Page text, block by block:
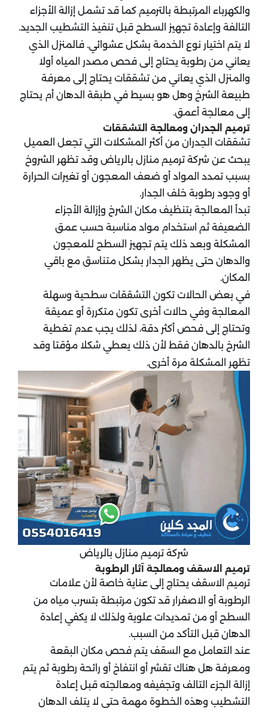
والكهرباء المرتبطة بالترميم كما قد تشمل إزالة الأجزاء
التالفة وإعادة تجهيز السطح قبل تنفيذ التشطيب الجديد.
لا يتم اختيار نوع الخدمة بشكل عشوائي. فالمنزل الذي
يعاني من رطوبة يحتاج إلى فحص مصدر المياه أولا
والمنزل الذي يعاني من تشققات يحتاج إلى معرفة
طبيعة الشرخ وهل هو بسيط في طبقة الدهان أم يحتاج
إلى معالجة أعمق.
ترميم الجدران ومعالجة التشققات
تشققات الجدران من أكثر المشكلات التي تجعل العميل
يبحث عن شركة ترميم منازل بالرياض وقد تظهر الشروخ
بسبب تمدد المواد أو ضعف المعجون أو تغيرات الحرارة
أو وجود رطوبة خلف الجدار.
تبدأ المعالجة بتنظيف مكان الشرخ وإزالة الأجزاء
الضعيفة ثم استخدام مواد مناسبة حسب عمق
المشكلة وبعد ذلك يتم تجهيز السطح للمعجون
والدهان حتى يظهر الجدار بشكل متناسق مع باقي
المكان.
في بعض الحالات تكون التشققات سطحية وسهلة
المعالجة وفي حالات أخرى تكون متكررة أو عميقة
وتحتاج إلى فحص أكثر دقة، لذلك يجب عدم تغطية
الشرخ بالدهان فقط لأن ذلك يعطي شكلا مؤقتا وقد
تظهر المشكلة مرة أخرى.
شركة ترميم منازل بالرياض
ترميم الاسقف ومعالجة آثار الرطوبة
ترميم الاسقف يحتاج إلى عناية خاصة لأن علامات
الرطوبة أو الاصفرار قد تكون مرتبطة بتسرب مياه من
السطح أو من تمديدات علوية ولذلك لا يكفي إعادة
الدهان قبل التأكد من السبب.
عند التعامل مع السقف يتم فحص مكان البقعة
ومعرفة هل هناك تقشر أو انتفاخ أو رائحة رطوبة ثم يتم
إزالة الجزء التالف وتجفيفه ومعالجته قبل إعادة
التشطيب وهذه الخطوة مهمة حتى لا يتلف الدهان